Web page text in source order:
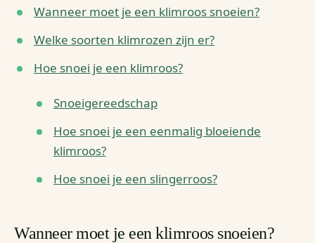
Wanneer moet je een klimroos snoeien?
Welke soorten klimrozen zijn er?
Hoe snoei je een klimroos?
Snoeigereedschap
Hoe snoei je een eenmalig bloeiende
klimroos?
Hoe snoei je een slingerroos?
Wanneer moet je een klimroos snoeien?